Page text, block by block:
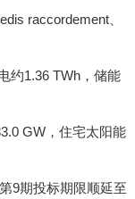
raccordement、
约1.36 TWh，储能
GW，住宅太阳能
9期投标期限顺延至